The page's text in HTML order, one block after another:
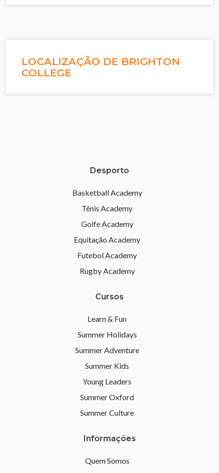
LOCALIZAÇÃO DE BRIGHTON
COLLEGE
Desporto
Basketball Academy
Ténis Academy
Golfe Academy
Equitação Academy
Futebol Academy
Rugby Academy
Cursos
Learn & Fun
Summer Holidays
Summer Adventure
Summer Kids
Young Leaders
Summer Oxford
Summer Culture
Informações
Quem Somos